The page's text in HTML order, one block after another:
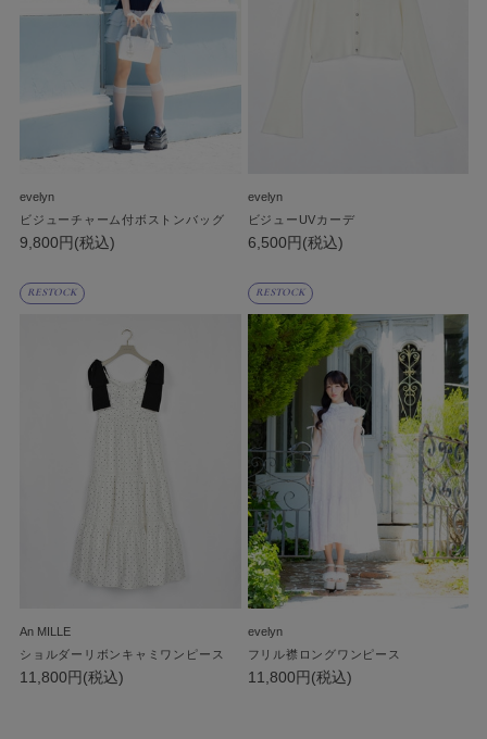
evelyn
ビジューチャーム付ボストンバッグ
9,800円(税込)
evelyn
ビジューUVカーデ
6,500円(税込)
RESTOCK
An MILLE
ショルダーリボンキャミワンピース
11,800円(税込)
RESTOCK
evelyn
フリル襟ロングワンピース
11,800円(税込)